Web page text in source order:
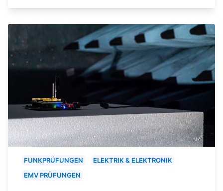
FUNKPRÜFUNGEN
ELEKTRIK & ELEKTRONIK
EMV PRÜFUNGEN